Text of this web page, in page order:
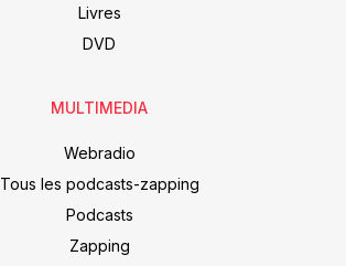
Livres
DVD
MULTIMEDIA
Webradio
Tous les podcasts-zapping
Podcasts
Zapping